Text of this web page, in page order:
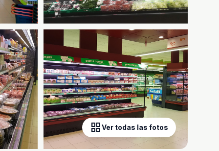
grid_viewVer todas las fotos